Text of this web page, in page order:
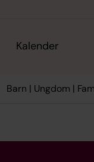
Kalender
Barn | Ungdom |